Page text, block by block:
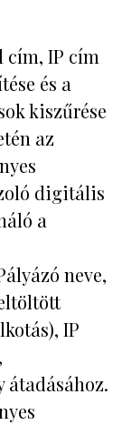
cím, IP cím
és a
kiszűrése
az
digitális
a
neve,
IP
átadásához.